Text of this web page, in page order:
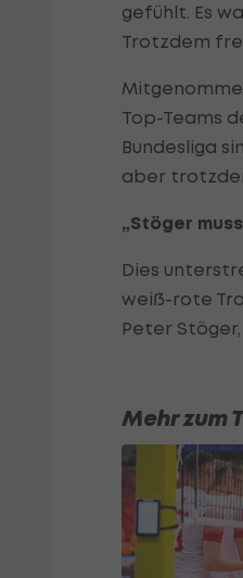
gefühlt. Es
Trotzdem
Top-Teams
Bundesliga
aber
„Stöger
Dies
weiß-rote
Peter
Mehr zum